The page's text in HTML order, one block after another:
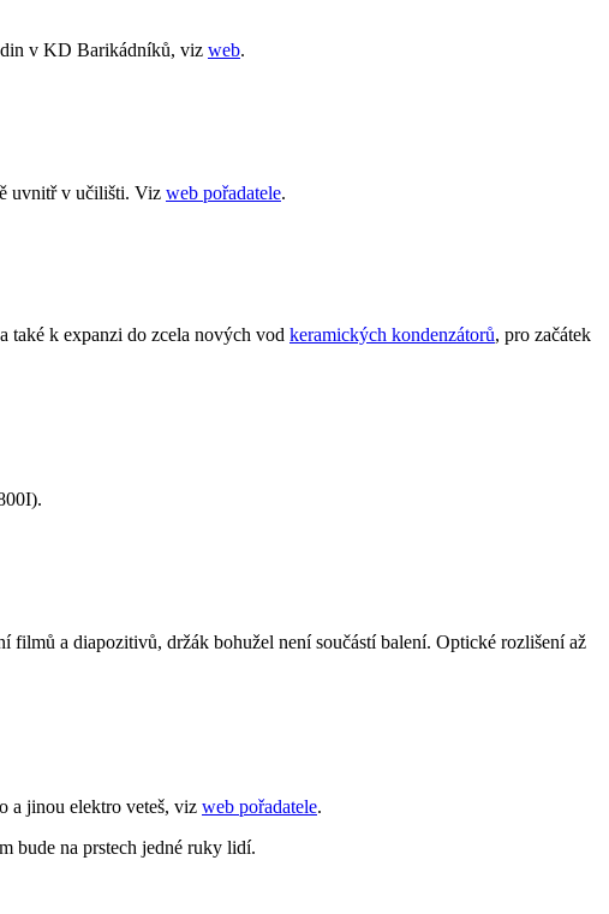
v KD Barikádníků, viz web.
uvnitř v učilišti. Viz web pořadatele.
k expanzi do zcela nových vod keramických kondenzátorů, pro začátek
filmů a diapozitivů, držák bohužel není součástí balení. Optické rozlišení až
a jinou elektro veteš, viz web pořadatele.
bude na prstech jedné ruky lidí.